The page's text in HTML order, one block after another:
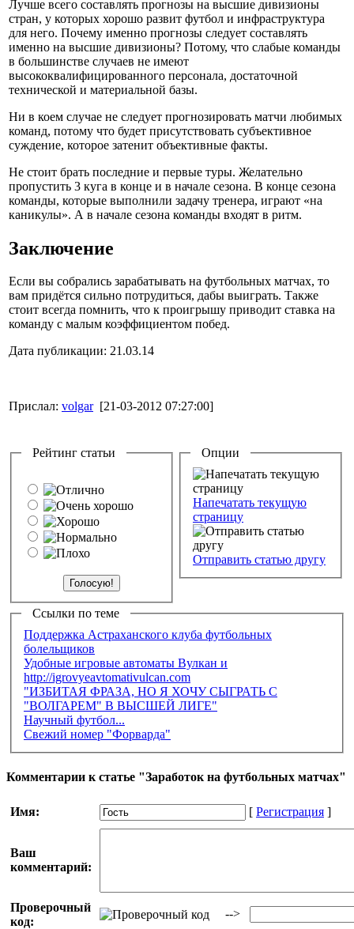
Лучше всего составлять прогнозы на высшие дивизионы
стран, у которых хорошо развит футбол и инфраструктура
для него. Почему именно прогнозы следует составлять
именно на высшие дивизионы? Потому, что слабые команды
в большинстве случаев не имеют
высококвалифицированного персонала, достаточной
технической и материальной базы.
Ни в коем случае не следует прогнозировать матчи любимых
команд, потому что будет присутствовать субъективное
суждение, которое затенит объективные факты.
Не стоит брать последние и первые туры. Желательно
пропустить 3 куга в конце и в начале сезона. В конце сезона
команды, которые выполнили задачу тренера, играют «на
каникулы». А в начале сезона команды входят в ритм.
Заключение
Если вы собрались зарабатывать на футбольных матчах, то
вам придётся сильно потрудиться, дабы выиграть. Также
стоит всегда помнить, что к проигрышу приводит ставка на
команду с малым коэффициентом побед.
Дата публикации: 21.03.14
Прислал: volgar [21-03-2012 07:27:00]
Рейтинг статьи Опции
Напечатать текущую
страницу
Отправить статью другу
Ссылки по теме
Поддержка Астраханского клуба футбольных
болельщиков
Удобные игровые автоматы Вулкан и
http://igrovyeavtomativulcan.com
"ИЗБИТАЯ ФРАЗА, НО Я ХОЧУ СЫГРАТЬ С
"ВОЛГАРЕМ" В ВЫСШЕЙ ЛИГЕ"
Научный футбол...
Свежий номер "Форварда"
Комментарии к статье "Заработок на футбольных матчах"
Имя: [ Регистрация ]
Ваш
комментарий:
Проверочный
код:
-->